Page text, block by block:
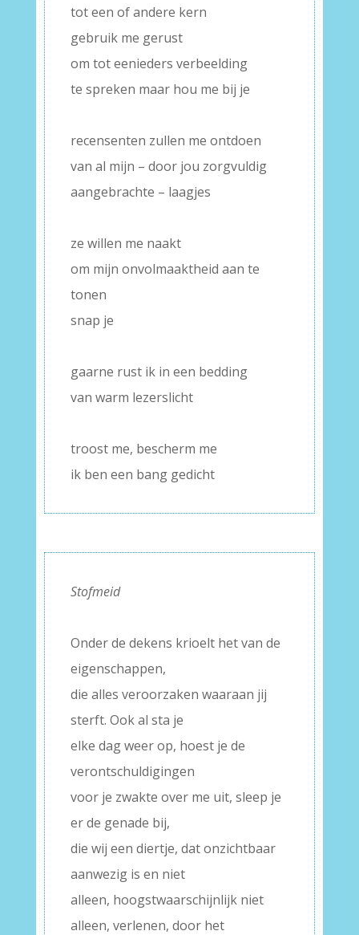
tot een of andere kern
gebruik me gerust
om tot eenieders verbeelding
te spreken maar hou me bij je
recensenten zullen me ontdoen
van al mijn – door jou zorgvuldig
aangebrachte – laagjes
ze willen me naakt
om mijn onvolmaaktheid aan te
tonen
snap je
gaarne rust ik in een bedding
van warm lezerslicht
troost me, bescherm me
ik ben een bang gedicht
Stofmeid
Onder de dekens krioelt het van de
eigenschappen,
die alles veroorzaken waaraan jij
sterft. Ook al sta je
elke dag weer op, hoest je de
verontschuldigingen
voor je zwakte over me uit, sleep je
er de genade bij,
die wij een diertje, dat onzichtbaar
aanwezig is en niet
alleen, hoogstwaarschijnlijk niet
alleen, verlenen, door het